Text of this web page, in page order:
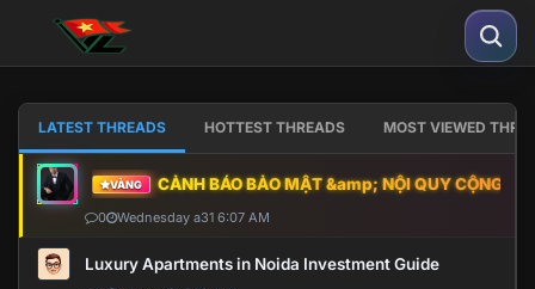
LATEST THREADS HOTTEST THREADS MOST VIEWED
VÀNG CẢNH BÁO BẢO MẬT &amp; NỘI QUY CỘNG
0 Wednesday a31 6:07 AM
Luxury Apartments in Noida Investment Guide